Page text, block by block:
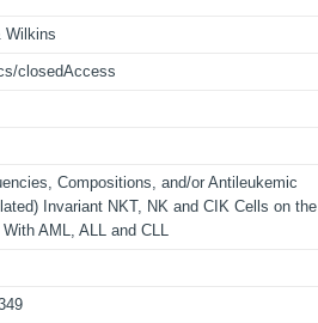
Wilkins
closedAccess
Compositions, and/or Antileukemic
Invariant NKT, NK and CIK Cells on the
AML, ALL and CLL